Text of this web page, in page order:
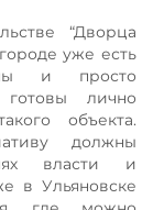
“Дворца
уже есть
и просто
лично
объекта.
должны
власти и
в Ульяновске